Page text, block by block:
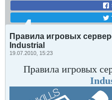
Правила игровых
Industrial
19.07.2010, 15:23
Правила игровых